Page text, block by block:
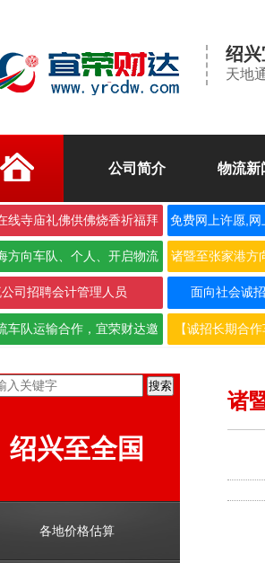
绍
天地
公司简介 物流新
线寺庙礼佛供佛烧香祈福拜
佛
免费网上许愿,
方向车队、个人、开启物流
作···
诸暨至张家港方
司招聘会计管理人员 面向社会诚
车队运输合作，宜荣财达邀 【诚招长期合
搜索
绍兴至全国
各地价格估算
诸